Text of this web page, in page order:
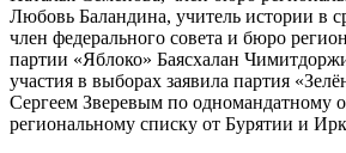
Любовь Баландина, учитель истории в
член федерального совета и бюро
партии «Яблоко» Баясхалан
участия в выборах заявила партия
Сергеем Зверевым по одномандатному
региональному списку от Бурятии и